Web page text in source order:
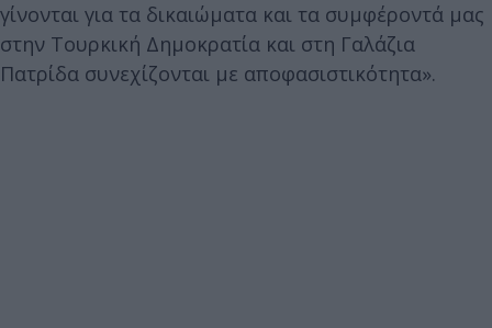
γίνονται για τα δικαιώματα και τα συμφέροντά μας
στην Τουρκική Δημοκρατία και στη Γαλάζια
Πατρίδα συνεχίζονται με αποφασιστικότητα».